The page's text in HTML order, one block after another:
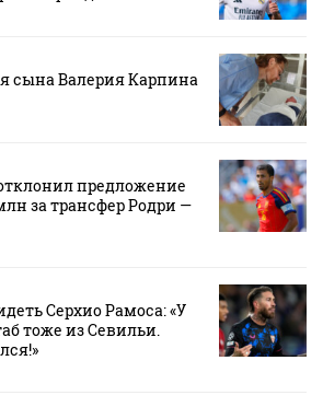
сына Валерия Карпина
предложение
за трансфер Родри —
Серхио Рамоса: «У
тоже из Севильи.